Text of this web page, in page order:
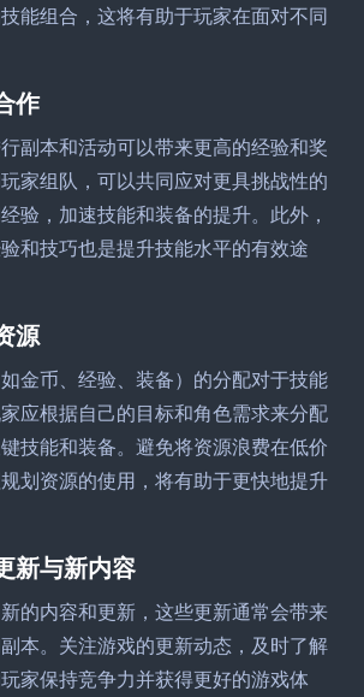
能组合，这将有助于玩家在面对不同
作
副本和活动可以带来更高的经验和奖
家组队，可以共同应对更具挑战性的
验，加速技能和装备的提升。此外，
和技巧也是提升技能水平的有效途
源
金币、经验、装备）的分配对于技能
应根据自己的目标和角色需求来分配
技能和装备。避免将资源浪费在低价
划资源的使用，将有助于更快地提升
新与新内容
的内容和更新，这些更新通常会带来
本。关注游戏的更新动态，及时了解
家保持竞争力并获得更好的游戏体